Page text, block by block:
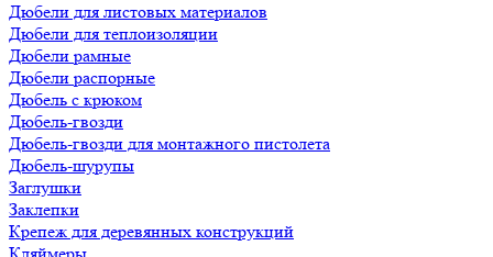
Дюбели для листовых материалов
Дюбели для теплоизоляции
Дюбели рамные
Дюбели распорные
Дюбель с крюком
Дюбель-гвозди
Дюбель-гвозди для монтажного пистолета
Дюбель-шурупы
Заглушки
Заклепки
Крепеж для деревянных конструкций